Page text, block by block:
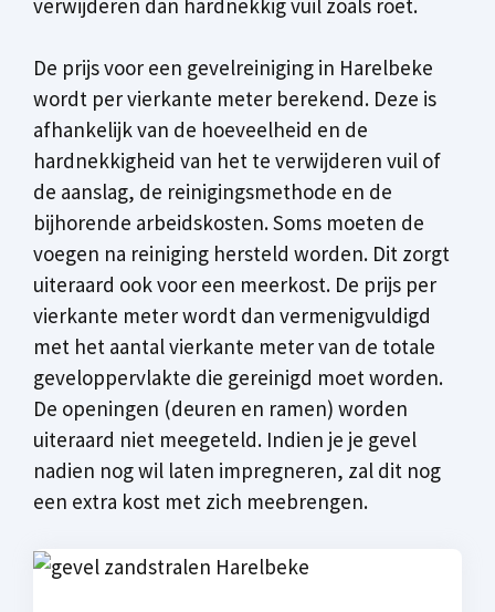
De prijs voor een gevelreiniging in Harelbeke
wordt per vierkante meter berekend. Deze is
afhankelijk van de hoeveelheid en de
hardnekkigheid van het te verwijderen vuil of
de aanslag, de reinigingsmethode en de
bijhorende arbeidskosten. Soms moeten de
voegen na reiniging hersteld worden. Dit zorgt
uiteraard ook voor een meerkost. De prijs per
vierkante meter wordt dan vermenigvuldigd
met het aantal vierkante meter van de totale
geveloppervlakte die gereinigd moet worden.
De openingen (deuren en ramen) worden
uiteraard niet meegeteld. Indien je je gevel
nadien nog wil laten impregneren, zal dit nog
een extra kost met zich meebrengen.